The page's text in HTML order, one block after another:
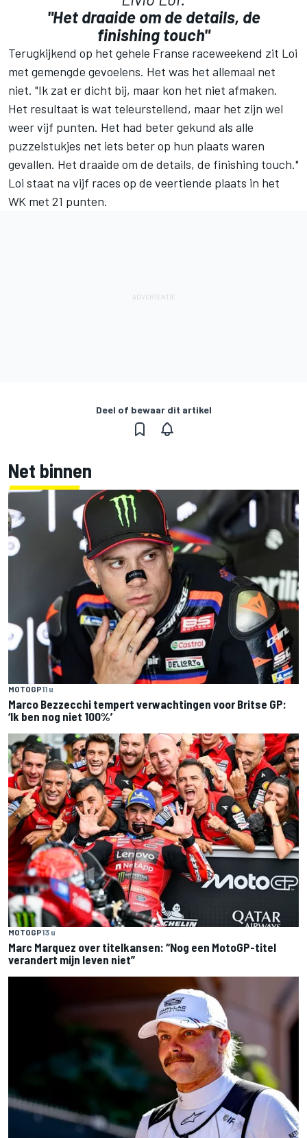
"Het draaide om de details, de
finishing touch"
Terugkijkend op het gehele Franse raceweekend zit Loi
met gemengde gevoelens. Het was het allemaal net
niet. "Ik zat er dicht bij, maar kon het niet afmaken.
Het resultaat is wat teleurstellend, maar het zijn wel
weer vijf punten. Het had beter gekund als alle
puzzelstukjes net iets beter op hun plaats waren
gevallen. Het draaide om de details, de finishing touch."
Loi staat na vijf races op de veertiende plaats in het
WK met 21 punten.
Deel of bewaar dit artikel
Net binnen
MOTOGP11 u
Marco Bezzecchi tempert verwachtingen voor Britse GP:
‘Ik ben nog niet 100%’
MOTOGP13 u
Marc Marquez over titelkansen: “Nog een MotoGP-titel
verandert mijn leven niet”